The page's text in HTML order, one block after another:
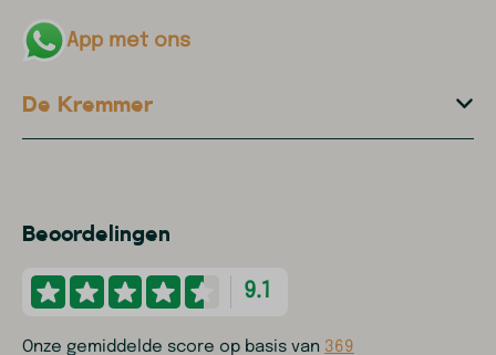
App met ons
De Kremmer
Beoordelingen
9.1
Onze gemiddelde score op basis van 369